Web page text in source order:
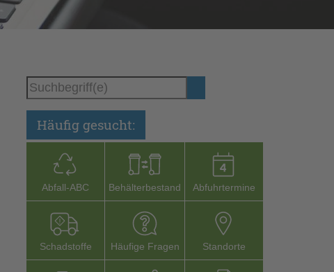
Häufig gesucht:
Abfall-­ABC Behälterbestand Abfuhrtermine
Schadstoffe Häufige Fragen Stand­orte